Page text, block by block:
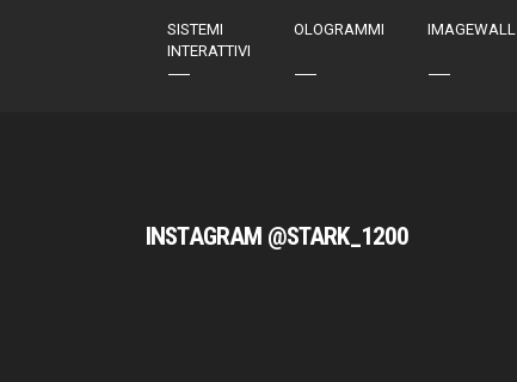
SISTEMI
INTERATTIVI
OLOGRAMMI IMAGEWALL
INSTAGRAM @STARK_1200